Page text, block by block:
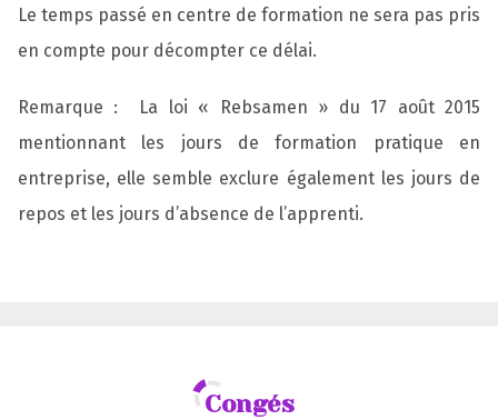
Le temps passé en centre de formation ne sera pas pris
en compte pour décompter ce délai.
Remarque : La loi « Rebsamen » du 17 août 2015
mentionnant les jours de formation pratique en
entreprise, elle semble exclure également les jours de
repos et les jours d’absence de l’apprenti.
Congés